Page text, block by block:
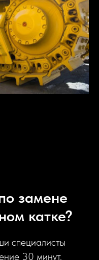
замене
катке?
специалисты
30 минут.